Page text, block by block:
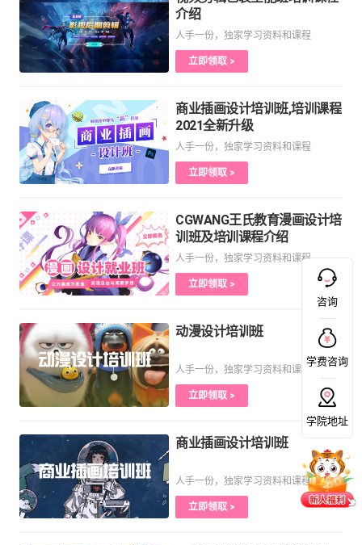
介绍
人手一份，独家学习资料和课程
立即领取 >
商业插画设计培训班,培训课程
2021全新升级
人手一份，独家学习资料和课程
立即领取 >
CGWANG王氏教育漫画设计培
训班及培训课程介绍
人手一份，独家学习资料和课程
立即领取 >
动漫设计培训班
人手一份，独家学习资料和课程
立即领取 >
商业插画设计培训班
人手一份，独家学习资料和课程
立即领取 >
咨询
学费咨询
学院地址